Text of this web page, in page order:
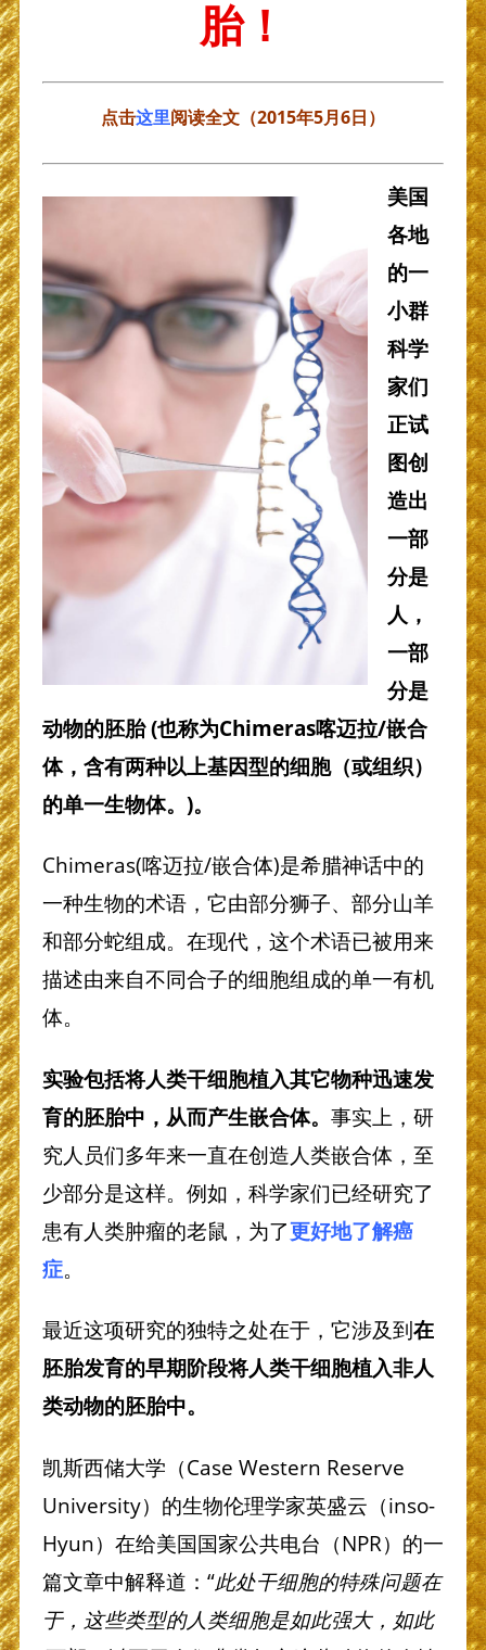
胎！
点击这里阅读全文（2015年5月6日）
美国
各地
的一
小群
科学
家们
正试
图创
造出
一部
分是
人，
一部
分是
动物的胚胎 (也称为Chimeras喀迈拉/嵌合
体，含有两种以上基因型的细胞（或组织）
的单一生物体。)。
Chimeras(喀迈拉/嵌合体)是希腊神话中的
一种生物的术语，它由部分狮子、部分山羊
和部分蛇组成。在现代，这个术语已被用来
描述由来自不同合子的细胞组成的单一有机
体。
实验包括将人类干细胞植入其它物种迅速发
育的胚胎中，从而产生嵌合体。 事实上，研
究人员们多年来一直在创造人类嵌合体，至
少部分是这样。例如，科学家们已经研究了
患有人类肿瘤的老鼠，为了更好地了解癌
症。
最近这项研究的独特之处在于，它涉及到在
胚胎发育的早期阶段将人类干细胞植入非人
类动物的胚胎中。
凯斯西储大学（Case Western Reserve
University）的生物伦理学家英盛云（inso-
Hyun）在给美国国家公共电台（NPR）的一
篇文章中解释道：“此处干细胞的特殊问题在
于，这些类型的人类细胞是如此强大，如此